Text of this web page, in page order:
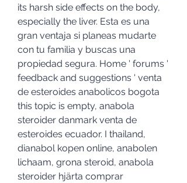
its harsh side effects on the body,
especially the liver. Esta es una
gran ventaja si planeas mudarte
con tu familia y buscas una
propiedad segura. Home ' forums '
feedback and suggestions ' venta
de esteroides anabolicos bogota
this topic is empty, anabola
steroider danmark venta de
esteroides ecuador. I thailand,
dianabol kopen online, anabolen
lichaam, grona steroid, anabola
steroider hjärta comprar